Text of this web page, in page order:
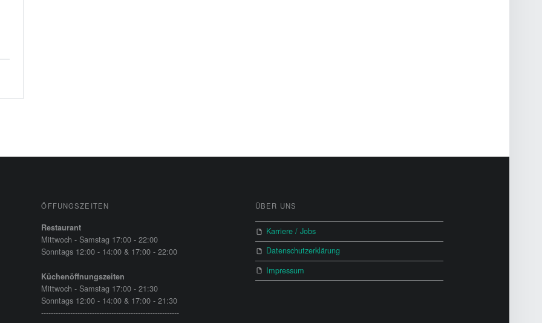
ÖFFUNGSZEITEN
Restaurant
Mittwoch - Samstag 17:00 - 22:00
Sonntags 12:00 - 14:00 & 17:00 - 22:00
Küchenöffnungszeiten
Mittwoch - Samstag 17:00 - 21:30
Sonntags 12:00 - 14:00 & 17:00 - 21:30
---------------------------------------------------------
ÜBER UNS
Karriere / Jobs
Datenschutzerklärung
Impressum